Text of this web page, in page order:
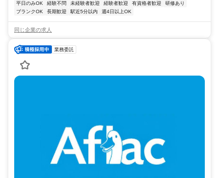
平日のみOK
経験不問 未経験者歓迎 経験者歓迎 有資格者歓迎
研修あり
ブランクOK
長期歓迎 駅近5分以内 週4日以上OK
同じ企業の求人
業務委託